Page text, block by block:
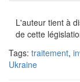
L'auteur tient à
de cette
Tags: traitement,
Ukraine